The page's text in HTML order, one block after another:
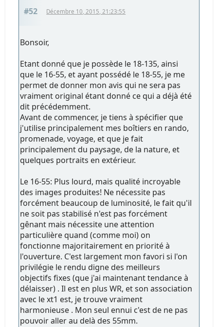
#52 Décembre 10, 2015, 21:23:55
Bonsoir,
Etant donné que je possède le 18-135, ainsi
que le 16-55, et ayant possédé le 18-55, je me
permet de donner mon avis qui ne sera pas
vraiment original étant donné ce qui a déjà été
dit précédemment.
Avant de commencer, je tiens à spécifier que
j'utilise principalement mes boîtiers en rando,
promenade, voyage, et que je fait
principalement du paysage, de la nature, et
quelques portraits en extérieur.
Le 16-55: Plus lourd, mais qualité incroyable
des images produites! Ne nécessite pas
forcément beaucoup de luminosité, le fait qu'il
ne soit pas stabilisé n'est pas forcément
gênant mais nécessite une attention
particulière quand (comme moi) on
fonctionne majoritairement en priorité à
l'ouverture. C'est largement mon favori si l'on
privilégie le rendu digne des meilleurs
objectifs fixes (que j'ai maintenant tendance à
délaisser) . Il est en plus WR, et son association
avec le xt1 est, je trouve vraiment
harmonieuse . Mon seul ennui c'est de ne pas
pouvoir aller au delà des 55mm.